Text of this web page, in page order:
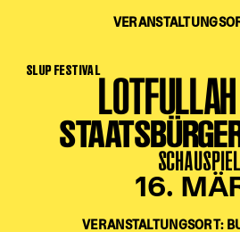
SLUP FESTIVAL
SCHAUSPIEL
16.
VERANSTALTUNGSORT: